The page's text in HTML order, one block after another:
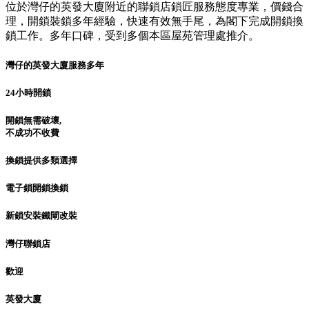
位於灣仔的英發大廈附近的聯鎖店鎖匠服務態度專業，價錢合
理，開鎖裝鎖多年經驗，快速有效無手尾，為閣下完成開鎖換
鎖工作。多年口碑，受到多個本區屋苑管理處推介。
灣仔的英發大廈服務多年
24小時開鎖
開鎖無需破壞,
不成功不收費
換鎖提供多類選擇
電子鎖開鎖換鎖
新鎖安裝鐵閘改裝
灣仔聯鎖店
歡迎
英發大廈